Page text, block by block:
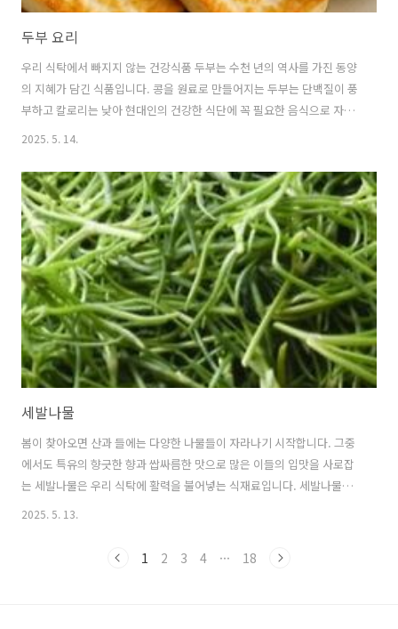
두부 요리
우리 식탁에서 빠지지 않는 건강식품 두부는 수천 년의 역사를 가진 동양
의 지혜가 담긴 식품입니다. 콩을 원료로 만들어지는 두부는 단백질이 풍
부하고 칼로리는 낮아 현대인의 건강한 식단에 꼭 필요한 음식으로 자리
부의 기원과 전파두부는 약 2,000년 전 중국에서 처음 만들어진 것으로
알려져 있습니다.한 설에 의하면 중국 한나라 시대 '후이난 왕'이라는 사
람이 우유를 응고시키는 방법에서 영감을 받아콩으로 비슷한 실험을 하
면서 두부를 발명했다고 합니다.이후 두부는 불교의 전파와 함께 한국과
일본을 비롯한 동아시아 전역으로 퍼져나갔습니다.한국에서는 고려시대
문헌에 ..
2025. 5. 14.
세발나물
봄이 찾아오면 산과 들에는 다양한 나물들이 자라나기 시작합니다. 그중
에서도 특유의 향긋한 향과 쌉싸름한 맛으로 많은 이들의 입맛을 사로잡
는 세발나물은 우리 식탁에 활력을 불어넣는 식재료입니다. 세발나물의
모든 것을 자세히 알아보고, 일상 속에서 세발나물을 더 맛있고 건강하게
발나물은 미나리과에 속하는 다년생 초본식물로, 학명은 '토리리스 자포
2025. 5. 13.
1 2 3 4 ··· 18